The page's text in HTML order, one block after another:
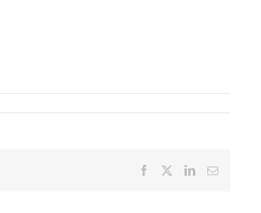
Facebook LinkedInSähköposti